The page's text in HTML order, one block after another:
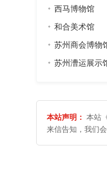
西马博物馆
和合美术馆
苏州商会博物
苏州漕运展示
本站声明： 本站
来信告知，我们会